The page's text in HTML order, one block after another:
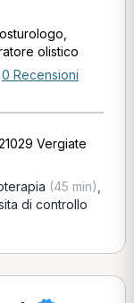
olistico
0 Recensioni
Vergiate
(45 min)
di controllo